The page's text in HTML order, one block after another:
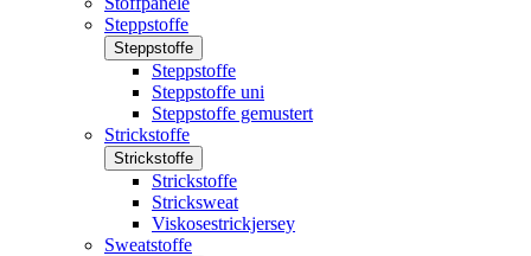
Steppstoffe
Steppstoffe
Steppstoffe
Steppstoffe uni
Steppstoffe gemustert
Strickstoffe
Strickstoffe
Strickstoffe
Stricksweat
Viskosestrickjersey
Sweatstoffe